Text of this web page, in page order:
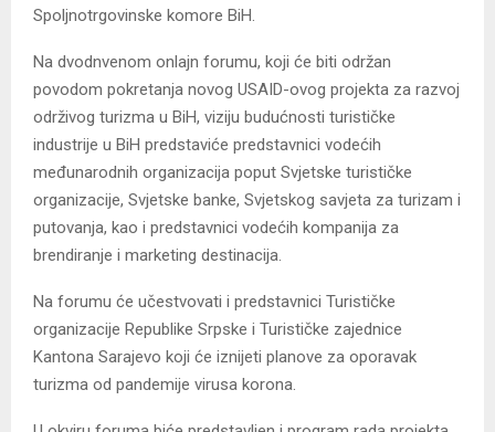
Spoljnotrgovinske komore BiH.
Na dvodnvenom onlajn forumu, koji će biti održan
povodom pokretanja novog USAID-ovog projekta za razvoj
održivog turizma u BiH, viziju budućnosti turističke
industrije u BiH predstaviće predstavnici vodećih
međunarodnih organizacija poput Svjetske turističke
organizacije, Svjetske banke, Svjetskog savjeta za turizam i
putovanja, kao i predstavnici vodećih kompanija za
brendiranje i marketing destinacija.
Na forumu će učestvovati i predstavnici Turističke
organizacije Republike Srpske i Turističke zajednice
Kantona Sarajevo koji će iznijeti planove za oporavak
turizma od pandemije virusa korona.